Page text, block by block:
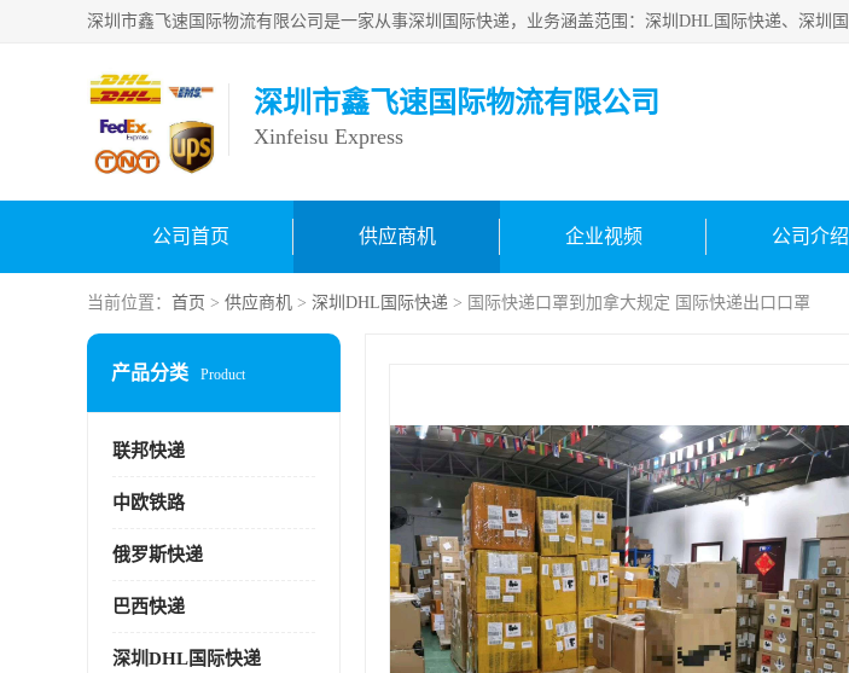
深圳市鑫飞速国际物流有限公司
Xinfeisu Express
公司首页 供应商机 企业视频 公司介绍
当前位置： 首页 > 供应商机 > 深圳DHL国际快递 > 国际快递口罩到加拿大规定 国际快递出口口罩
产品分类 Product
联邦快递
中欧铁路
俄罗斯快递
巴西快递
深圳DHL国际快递